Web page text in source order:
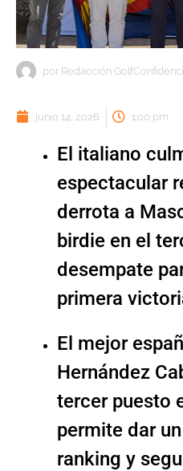
por Redacción
junio 14, 2026 1:00 pm
El italiano
espectacular
derrota a
birdie en el
desempate
primera
El mejor
Hernández
tercer puesto
permite dar
ranking y